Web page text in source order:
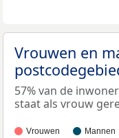
Vrouwen en
57% van de
staat als vrouw
Vrouwen Mannen